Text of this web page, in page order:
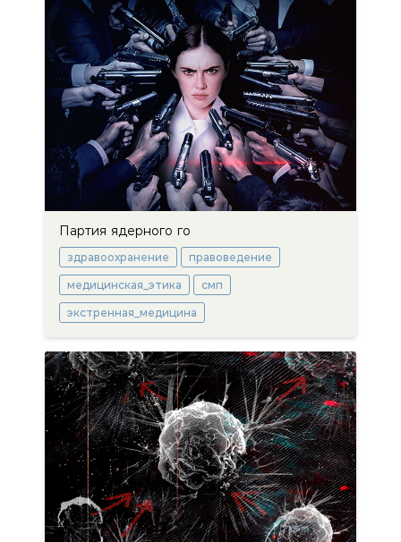
Партия ядерного го
здравоохранение правоведение
медицинская_этика смп
экстренная_медицина